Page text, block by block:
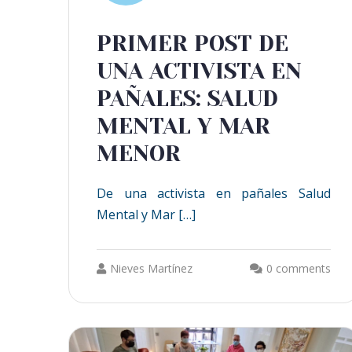
PRIMER POST DE
UNA ACTIVISTA EN
PAÑALES: SALUD
MENTAL Y MAR
MENOR
De una activista en pañales Salud
Mental y Mar […]
Nieves Martínez 0 comments